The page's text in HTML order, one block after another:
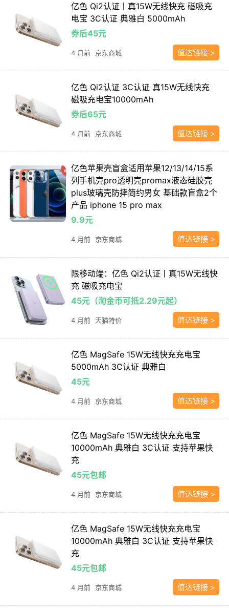
亿色 Qi2认证丨真15W无线快充 磁吸充
电宝 3C认证 典雅白 5000mAh
券后45元
4 月前 京东商城 值达链接 >
亿色 Qi2认证 3C认证 真15W无线快充
磁吸充电宝10000mAh
券后65元
4 月前 京东商城 值达链接 >
亿色苹果壳盲盒适用苹果12/13/14/15系
列手机壳pro透明壳promax液态硅胶壳
plus玻璃壳防摔简约男女 基础款盲盒2个
产品 iphone 15 pro max
9.9元
4 月前 京东商城 值达链接 >
限移动端：亿色 Qi2认证丨真15W无线快
充 磁吸充电宝
45元（淘金币可抵2.29元起）
4 月前 天猫特价 值达链接 >
亿色 MagSafe 15W无线快充充电宝
5000mAh 3C认证 典雅白
45元
4 月前 京东商城 值达链接 >
亿色 MagSafe 15W无线快充充电宝
10000mAh 典雅白 3C认证 支持苹果快
充
45元包邮
4 月前 京东商城 值达链接 >
亿色 MagSafe 15W无线快充充电宝
10000mAh 典雅白 3C认证 支持苹果快
充
45元包邮
4 月前 京东商城 值达链接 >